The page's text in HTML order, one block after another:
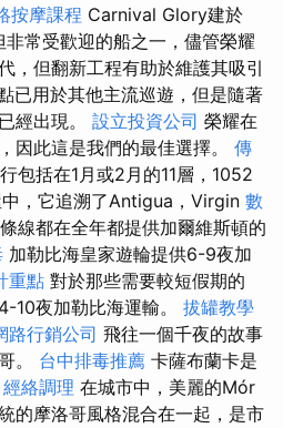
按摩課程 Carnival Glory建於
常受歡迎的船之一，儘管榮耀
，但翻新工程有助於維護其吸引
已用於其他主流巡遊，但是隨著
經出現。 設立投資公司 榮耀在
因此這是我們的最佳選擇。 傳
包括在1月或2月的11層，1052
，它追溯了Antigua，Virgin 數
線都在全年都提供加爾維斯頓的
加勒比海皇家遊輪提供6-9夜加
重點 對於那些需要較短假期的
10夜加勒比海運輸。 拔罐教學
路行銷公司 飛往一個千夜的故事
。 台中排毒推薦 卡薩布蘭卡是
經絡調理 在城市中，美麗的Mór
的摩洛哥風格混合在一起，是市